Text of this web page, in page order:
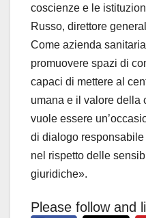
coscienze e le
Russo, direttore
Come azienda
promuovere spazi di
capaci di mettere al
umana e il valore della
vuole essere
di dialogo
nel rispetto delle
giuridiche».
Please follow and